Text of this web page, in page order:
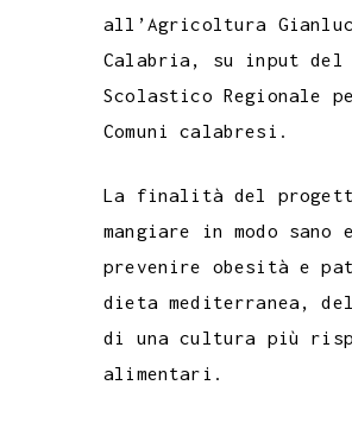
all’Agricoltura
Calabria, su input del
Scolastico Regionale
Comuni calabresi.
La finalità del
mangiare in modo
prevenire obesità e
dieta mediterranea,
di una cultura più
alimentari.